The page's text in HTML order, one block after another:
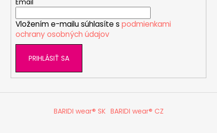
Email
Vložením e-mailu súhlasíte s podmienkami
ochrany osobných údajov
PRIHLÁSIŤ SA
BARIDI wear® SK BARIDI wear® CZ